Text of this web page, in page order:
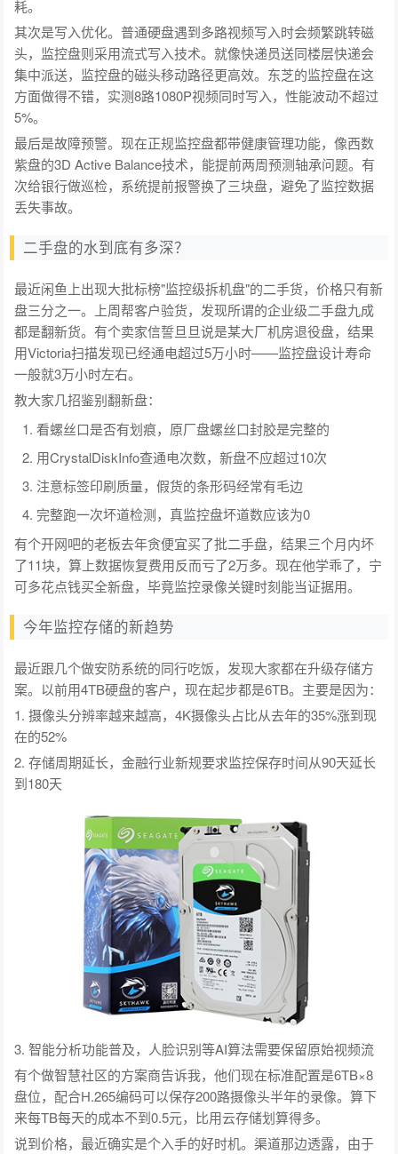
耗。
其次是写入优化。普通硬盘遇到多路视频写入时会频繁跳转磁
头，监控盘则采用流式写入技术。就像快递员送同楼层快递会
集中派送，监控盘的磁头移动路径更高效。东芝的监控盘在这
方面做得不错，实测8路1080P视频同时写入，性能波动不超过
5%。
最后是故障预警。现在正规监控盘都带健康管理功能，像西数
紫盘的3D Active Balance技术，能提前两周预测轴承问题。有
次给银行做巡检，系统提前报警换了三块盘，避免了监控数据
丢失事故。
二手盘的水到底有多深？
最近闲鱼上出现大批标榜"监控级拆机盘"的二手货，价格只有新
盘三分之一。上周帮客户验货，发现所谓的企业级二手盘九成
都是翻新货。有个卖家信誓旦旦说是某大厂机房退役盘，结果
用Victoria扫描发现已经通电超过5万小时——监控盘设计寿命
一般就3万小时左右。
教大家几招鉴别翻新盘：
看螺丝口是否有划痕，原厂盘螺丝口封胶是完整的
用CrystalDiskInfo查通电次数，新盘不应超过10次
注意标签印刷质量，假货的条形码经常有毛边
完整跑一次坏道检测，真监控盘坏道数应该为0
有个开网吧的老板去年贪便宜买了批二手盘，结果三个月内坏
了11块，算上数据恢复费用反而亏了2万多。现在他学乖了，宁
可多花点钱买全新盘，毕竟监控录像关键时刻能当证据用。
今年监控存储的新趋势
最近跟几个做安防系统的同行吃饭，发现大家都在升级存储方
案。以前用4TB硬盘的客户，现在起步都是6TB。主要是因为：
1. 摄像头分辨率越来越高，4K摄像头占比从去年的35%涨到现
在的52%
2. 存储周期延长，金融行业新规要求监控保存时间从90天延长
到180天
3. 智能分析功能普及，人脸识别等AI算法需要保留原始视频流
有个做智慧社区的方案商告诉我，他们现在标准配置是6TB×8
盘位，配合H.265编码可以保存200路摄像头半年的录像。算下
来每TB每天的成本不到0.5元，比用云存储划算得多。
说到价格，最近确实是个入手的好时机。渠道那边透露，由于